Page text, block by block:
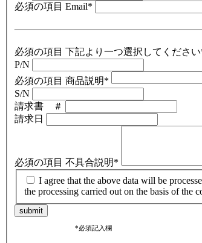
必須の項目 Email*
必須の項目 下記より一つ選択してください
P/N
必須の項目 商品説明*
S/N
請求書 ＃
請求日
必須の項目 不具合説明*
I agree that the above data will be
the processing carried out on the basis of the
submit
*必須記入欄